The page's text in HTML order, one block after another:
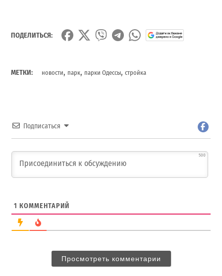
ПОДЕЛИТЬСЯ:
МЕТКИ: новости, парк, парки Одессы,стройка
Подписаться
500
1 КОММЕНТАРИЙ
Просмотреть комментарии